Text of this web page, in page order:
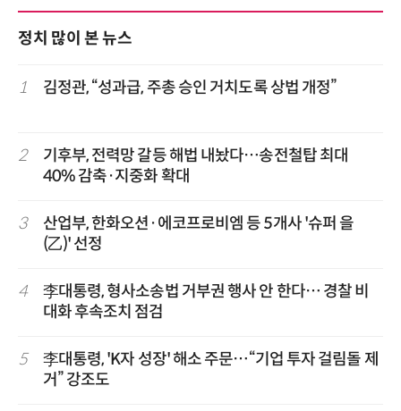
정치 많이 본 뉴스
1 김정관, “성과급, 주총 승인 거치도록 상법 개정”
2
기후부, 전력망 갈등 해법 내놨다…송전철탑 최대
40% 감축·지중화 확대
3
산업부, 한화오션·에코프로비엠 등 5개사 '슈퍼 을
(乙)' 선정
4
李대통령, 형사소송법 거부권 행사 안 한다… 경찰 비
대화 후속조치 점검
5
李대통령, 'K자 성장' 해소 주문…“기업 투자 걸림돌 제
거” 강조도